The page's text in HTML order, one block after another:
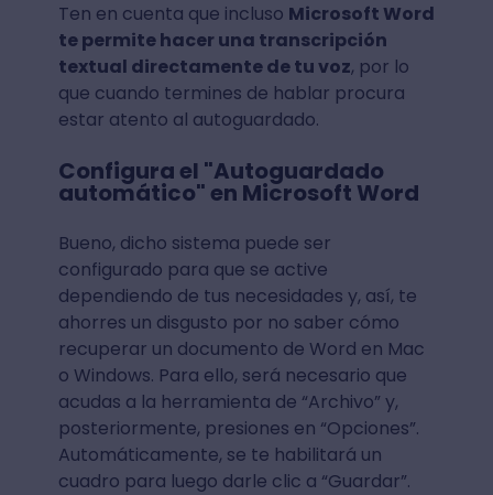
Ten en cuenta que incluso Microsoft Word
te permite hacer una transcripción
textual directamente de tu voz, por lo
que cuando termines de hablar procura
estar atento al autoguardado.
Configura el "Autoguardado
automático" en Microsoft Word
Bueno, dicho sistema puede ser
configurado para que se active
dependiendo de tus necesidades y, así, te
ahorres un disgusto por no saber cómo
recuperar un documento de Word en Mac
o Windows. Para ello, será necesario que
acudas a la herramienta de “Archivo” y,
posteriormente, presiones en “Opciones”.
Automáticamente, se te habilitará un
cuadro para luego darle clic a “Guardar”.